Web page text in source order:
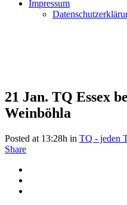
Impressum
21 Jan. TQ Essex
Weinböhla
Posted at 13:28h in TQ - jeden
Share